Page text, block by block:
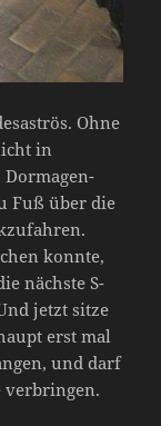
Ohne
in
Fuß über die
konnte,
nächste S-
jetzt sitze
erst mal
und darf
verbringen.